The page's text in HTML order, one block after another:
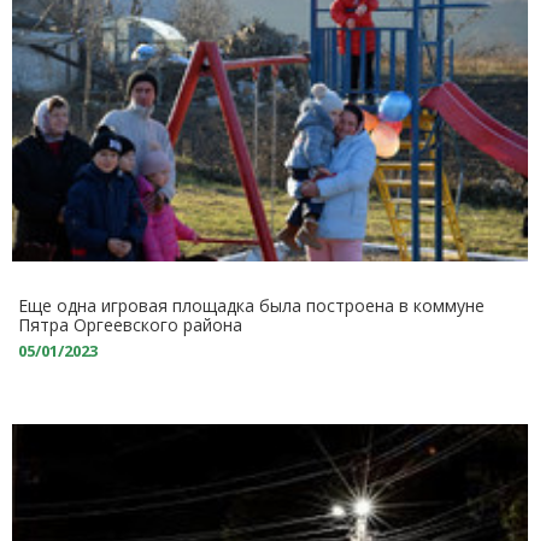
Еще одна игровая площадка была построена в коммуне
Пятра Оргеевского района
05/01/2023